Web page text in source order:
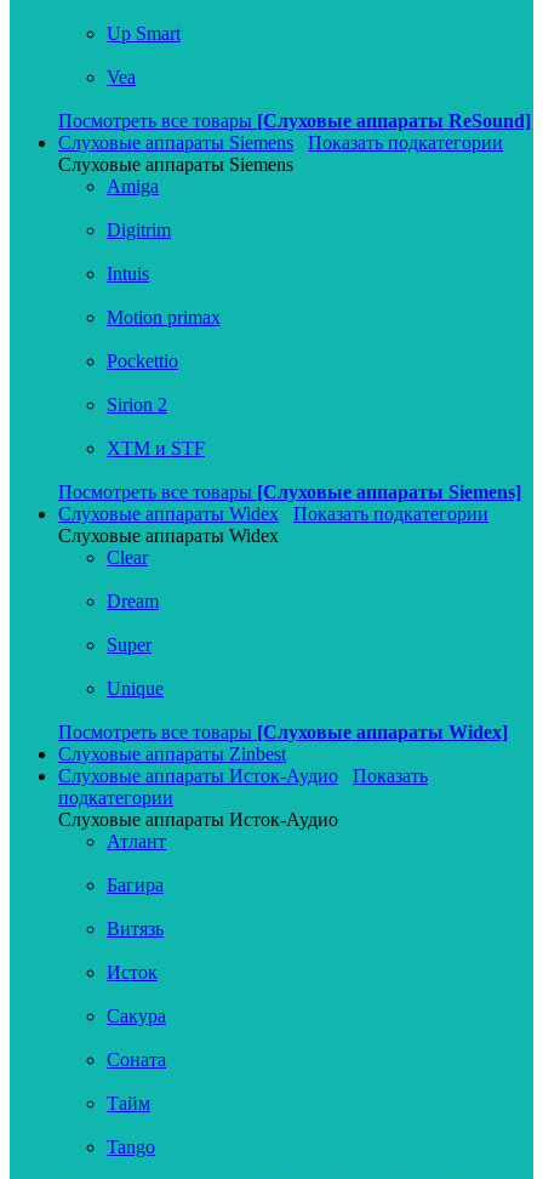
Up Smart
Vea
Посмотреть все товары [Слуховые аппараты ReSound]
Слуховые аппараты Siemens
Показать подкатегории
Слуховые аппараты Siemens
Amiga
Digitrim
Intuis
Motion primax
Pockettio
Sirion 2
XTM и STF
Посмотреть все товары [Слуховые аппараты Siemens]
Слуховые аппараты Widex
Показать подкатегории
Слуховые аппараты Widex
Clear
Dream
Super
Unique
Посмотреть все товары [Слуховые аппараты Widex]
Слуховые аппараты Zinbest
Слуховые аппараты Исток-Аудио
Показать
подкатегории
Слуховые аппараты Исток-Аудио
Атлант
Багира
Витязь
Исток
Сакура
Соната
Тайм
Tango